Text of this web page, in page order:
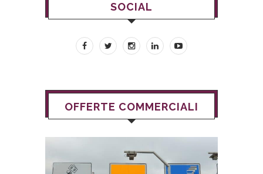
SOCIAL
OFFERTE COMMERCIALI